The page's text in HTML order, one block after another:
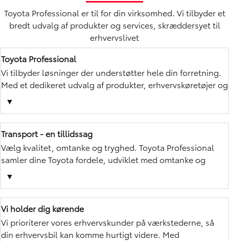
Toyota Professional er til for din virksomhed. Vi tilbyder et
bredt udvalg af produkter og services, skræddersyet til
erhvervslivet
Toyota Professional
Vi tilbyder løsninger der understøtter hele din forretning.
Med et dedikeret udvalg af produkter, erhvervskøretøjer og
▼
Transport - en tillidssag
Vælg kvalitet, omtanke og tryghed. Toyota Professional
samler dine Toyota fordele, udviklet med omtanke og
▼
Vi holder dig kørende
Vi prioriterer vores erhvervskunder på værkstederne, så
din erhvervsbil kan komme hurtigt videre. Med